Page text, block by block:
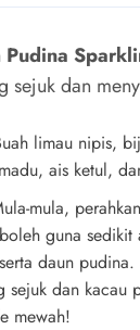
sejuk dan
limau nipis,
ais ketul,
mula,
guna
daun
sejuk dan kacau
mewah!